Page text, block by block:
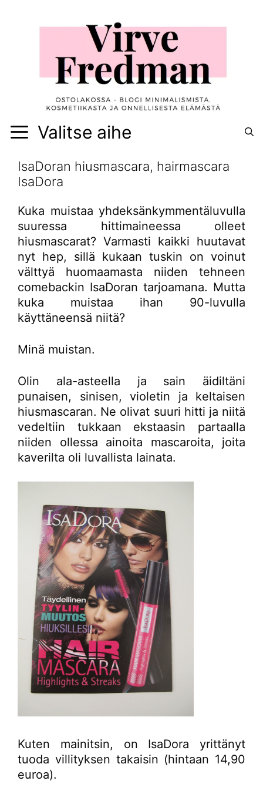
Valitse aihe
IsaDoran hiusmascara, hairmascara
IsaDora
Kuka muistaa yhdeksänkymmentäluvulla
suuressa hittimaineessa olleet
hiusmascarat? Varmasti kaikki huutavat
nyt hep, sillä kukaan tuskin on voinut
välttyä huomaamasta niiden tehneen
comebackin IsaDoran tarjoamana. Mutta
kuka muistaa ihan 90-luvulla
käyttäneensä niitä?
Minä muistan.
Olin ala-asteella ja sain äidiltäni
punaisen, sinisen, violetin ja keltaisen
hiusmascaran. Ne olivat suuri hitti ja niitä
vedeltiin tukkaan ekstaasin partaalla
niiden ollessa ainoita mascaroita, joita
kaverilta oli luvallista lainata.
Kuten mainitsin, on IsaDora yrittänyt
tuoda villityksen takaisin (hintaan 14,90
euroa).